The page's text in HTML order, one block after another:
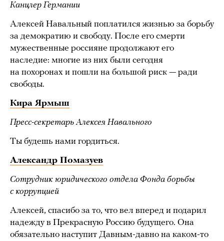
Канцлер Германии
Алексей Навальный поплатился жизнью за борьбу
за демократию и свободу. После его смерти
мужественные россияне продолжают его
наследие: многие из них были сегодня
на похоронах и пошли на большой риск — ради
свободы.
Кира Ярмыш
Пресс-секретарь Алексея Навального
Ты будешь нами гордиться.
Александр Помазуев
Сотрудник юридического отдела Фонда борьбы
с коррупцией
Алексей, спасибо за то, что вел вперед и подарил
надежду в Прекрасную Россию будущего. Она
обязательно наступит Давным-давно на каком-то